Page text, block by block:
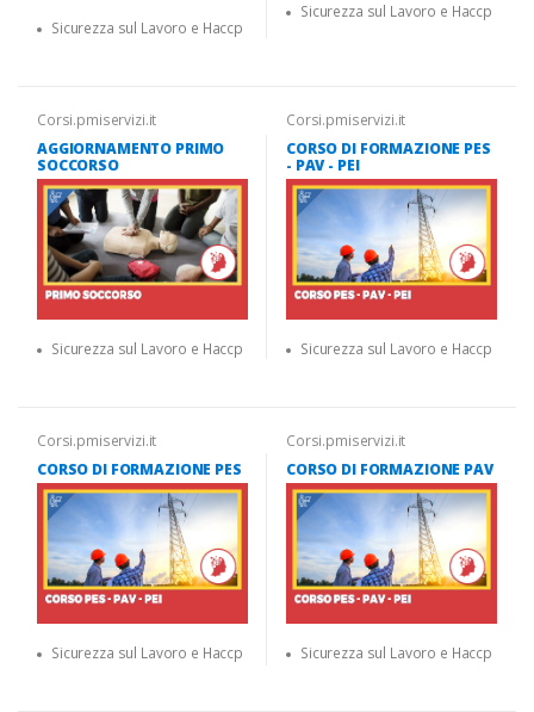
Sicurezza sul Lavoro e Haccp
Sicurezza sul Lavoro e Haccp
Corsi.pmiservizi.it
AGGIORNAMENTO PRIMO
SOCCORSO
Sicurezza sul Lavoro e Haccp
Corsi.pmiservizi.it
CORSO DI FORMAZIONE PES
- PAV - PEI
Sicurezza sul Lavoro e Haccp
Corsi.pmiservizi.it
CORSO DI FORMAZIONE PES
Sicurezza sul Lavoro e Haccp
Corsi.pmiservizi.it
CORSO DI FORMAZIONE PAV
Sicurezza sul Lavoro e Haccp